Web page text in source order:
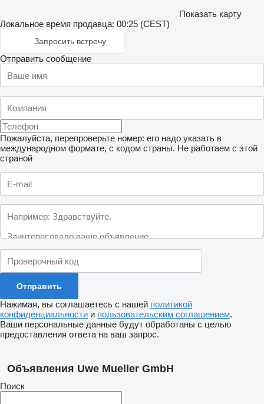
Показать карту
Локальное время продавца: 00:25 (CEST)
Запросить встречу
Отправить сообщение
Пожалуйста, перепроверьте номер: его надо указать в
международном формате, с кодом страны. Не работаем с этой
страной
Нажимая, вы соглашаетесь с нашей политикой
конфиденциальности и пользовательским соглашением.
Ваши персональные данные будут обработаны с целью
предоставления ответа на ваш запрос.
Объявления Uwe Mueller GmbH
Поиск